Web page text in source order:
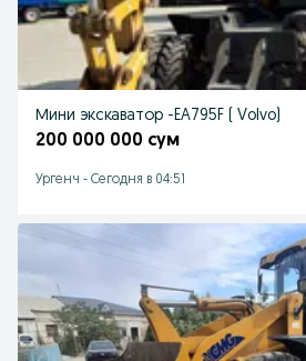
Мини экскаватор -EA795F ( Volvo)
200 000 000 сум
Ургенч - Сегодня в 04:51